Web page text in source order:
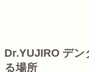
Dr.YUJIRO デ
る場所